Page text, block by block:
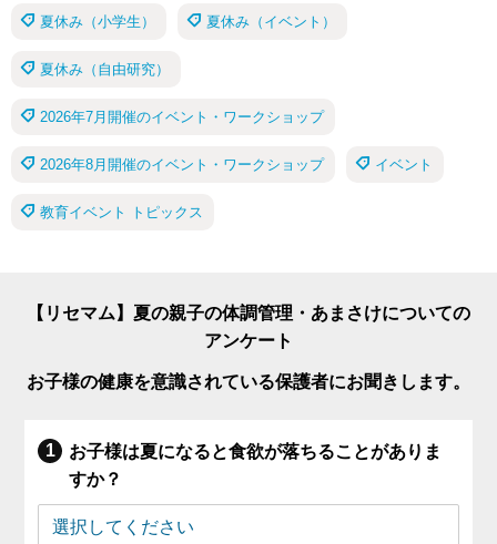
夏休み（小学生） 夏休み（イベント）
夏休み（自由研究）
2026年7月開催のイベント・ワークショップ
2026年8月開催のイベント・ワークショップ イベント
教育イベント トピックス
【リセマム】夏の親子の体調管理・あまさけについての
アンケート
お子様の健康を意識されている保護者にお聞きします。
お子様は夏になると食欲が落ちることがありま
すか？